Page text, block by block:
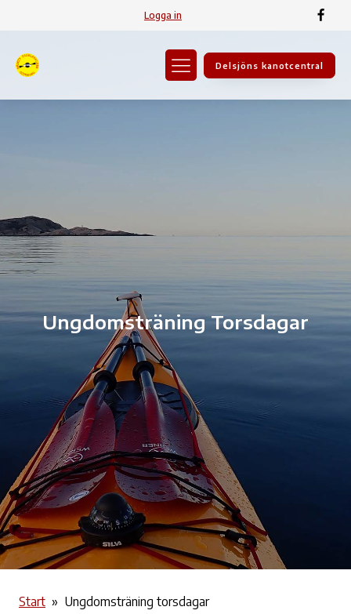
Logga in
Delsjöns kanotcentral
Ungdomsträning Torsdagar
Start » Ungdomsträning torsdagar